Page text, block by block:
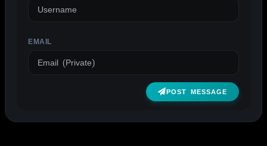
EMAIL
POST MESSAGE